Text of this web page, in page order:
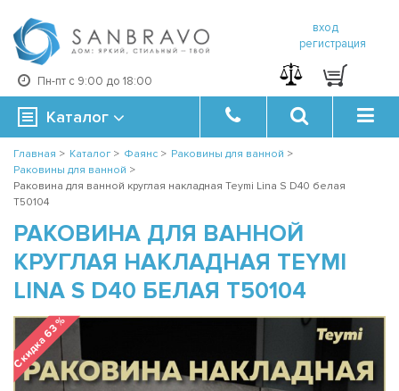
Пн-пт с 9:00 до 18:00
вход
регистрация
Каталог
Главная > Каталог > Фаянс > Раковины для ванной >
Раковины для ванной >
Раковина для ванной круглая накладная Teymi Lina S D40 белая
T50104
РАКОВИНА ДЛЯ ВАННОЙ
КРУГЛАЯ НАКЛАДНАЯ TEYMI
LINA S D40 БЕЛАЯ T50104
Скидка 63 %